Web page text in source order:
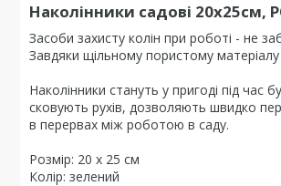
Наколінники садові 20х25см,
Засоби захисту колін при роботі - не
Завдяки щільному пористому
Наколінники стануть у пригоді під час
сковують рухів, дозволяють швидко
в перервах між роботою в саду.
Розмір: 20 х 25 см
Колір: зелений